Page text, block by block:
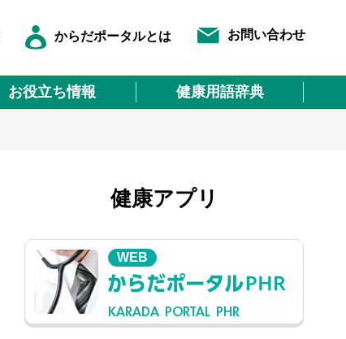
からだポータルとは お問い合わせ
お役立ち情報 健康用語辞典
健康アプリ
WEB
KARADA PORTAL PHR